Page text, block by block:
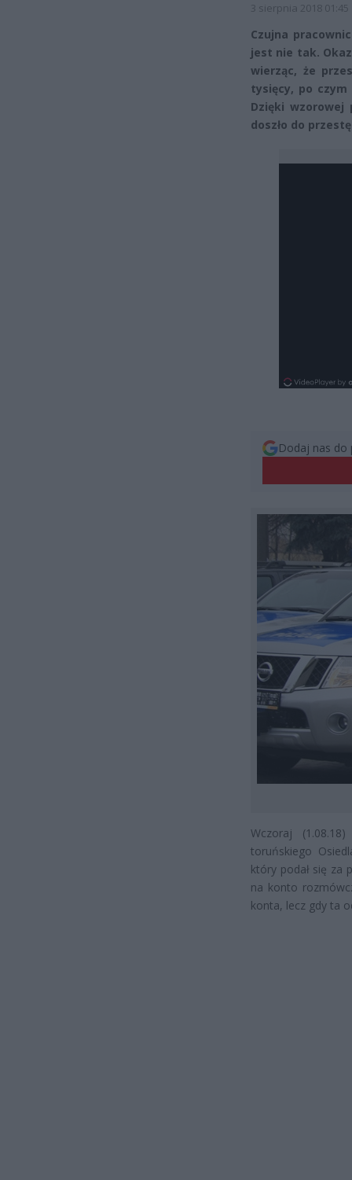
3 sierpnia 2018 01:45
Czujna
jest nie tak.
wierząc, że
tysięcy, po czym
Dzięki
doszło do
Dodaj nas do
Wczoraj
toruńskiego
który podał się za
na konto
konta, lecz gdy ta